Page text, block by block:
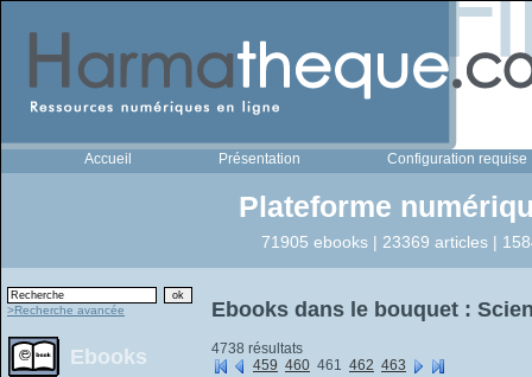
Accueil Présentation Configuration requise
Plateforme
71905 ebooks | 23369 articles |
>Recherche avancée
Ebooks
Ebooks dans le bouquet :
4738 résultats
459 460 461 462 463